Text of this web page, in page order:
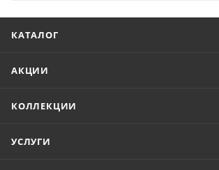
КАТАЛОГ
АКЦИИ
КОЛЛЕКЦИИ
УСЛУГИ